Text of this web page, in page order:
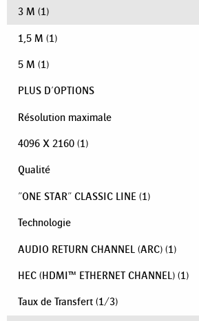
3 M (1)
1,5 M (1)
5 M (1)
PLUS D'OPTIONS
Résolution maximale
4096 X 2160 (1)
Qualité
"ONE STAR" CLASSIC LINE (1)
Technologie
AUDIO RETURN CHANNEL (ARC) (1)
HEC (HDMI™ ETHERNET CHANNEL) (1)
Taux de Transfert (1/3)